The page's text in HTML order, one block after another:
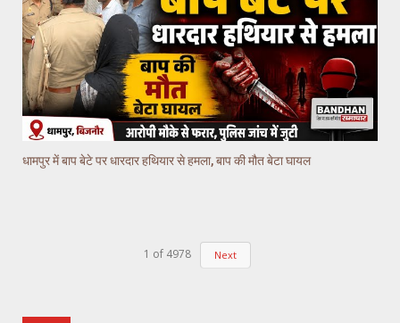
धामपुर में बाप बेटे पर धारदार हथियार से हमला, बाप की मौत बेटा घायल
1 of 4978 Next